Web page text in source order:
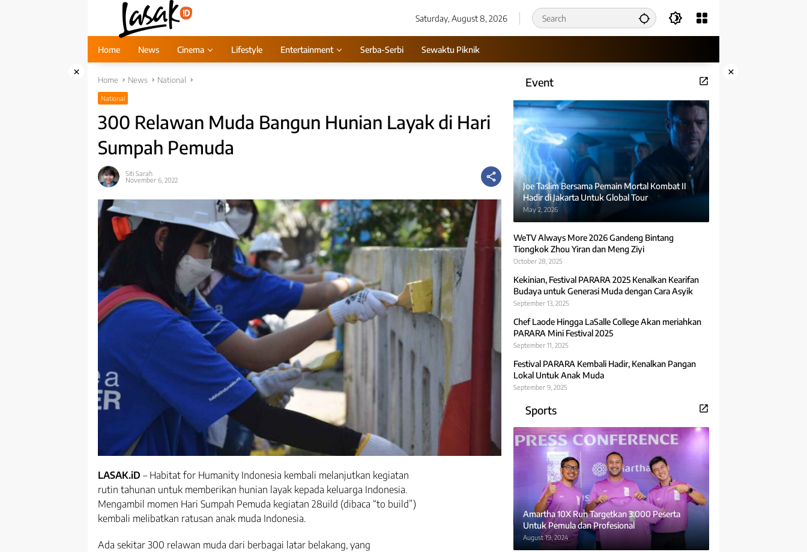
Saturday, August 8, 2026
Home News Cinema Lifestyle Entertainment Serba-Serbi Sewaktu Piknik
× ×
Home News National
National
300 Relawan Muda Bangun Hunian Layak di Hari
Sumpah Pemuda
Siti Sarah
November 6, 2022
LASAK.iD – Habitat for Humanity Indonesia kembali melanjutkan kegiatan
rutin tahunan untuk memberikan hunian layak kepada keluarga Indonesia.
Mengambil momen Hari Sumpah Pemuda kegiatan 28uild (dibaca “to build”)
kembali melibatkan ratusan anak muda Indonesia.
Ada sekitar 300 relawan muda dari berbagai latar belakang, yang
Event
Joe Taslim Bersama Pemain Mortal Kombat II
Hadir di Jakarta Untuk Global Tour
May 2, 2026
WeTV Always More 2026 Gandeng Bintang
Tiongkok Zhou Yiran dan Meng Ziyi
October 28, 2025
Kekinian, Festival PARARA 2025 Kenalkan Kearifan
Budaya untuk Generasi Muda dengan Cara Asyik
September 13, 2025
Chef Laode Hingga LaSalle College Akan meriahkan
PARARA Mini Festival 2025
September 11, 2025
Festival PARARA Kembali Hadir, Kenalkan Pangan
Lokal Untuk Anak Muda
September 9, 2025
Sports
Amartha 10X Run Targetkan 3.000 Peserta
Untuk Pemula dan Profesional
August 19, 2024